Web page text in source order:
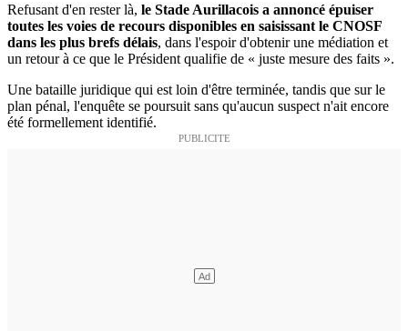
Refusant d'en rester là, le Stade Aurillacois a annoncé épuiser
toutes les voies de recours disponibles en saisissant le CNOSF
dans les plus brefs délais, dans l'espoir d'obtenir une médiation et
un retour à ce que le Président qualifie de « juste mesure des faits ».
Une bataille juridique qui est loin d'être terminée, tandis que sur le
plan pénal, l'enquête se poursuit sans qu'aucun suspect n'ait encore
été formellement identifié.